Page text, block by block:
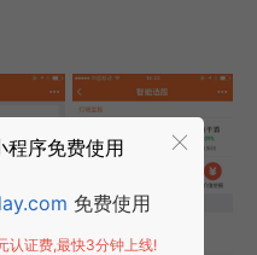
程序免费使用
免费使用
认证费,最快3分钟上线!